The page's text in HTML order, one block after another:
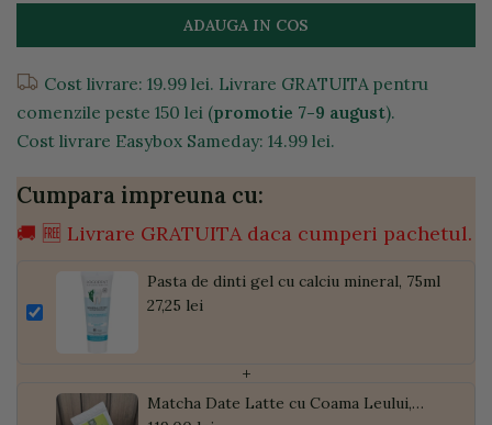
ADAUGA IN COS
Cost livrare: 19.99 lei. Livrare GRATUITA pentru
comenzile peste 150 lei (promotie 7-9 august).
Cost livrare Easybox Sameday: 14.99 lei.
Cumpara impreuna cu:
🚚 🆓 Livrare GRATUITA daca cumperi pachetul.
Pasta de dinti gel cu calciu mineral, 75ml
27,25 lei
+
Matcha Date Latte cu Coama Leului,